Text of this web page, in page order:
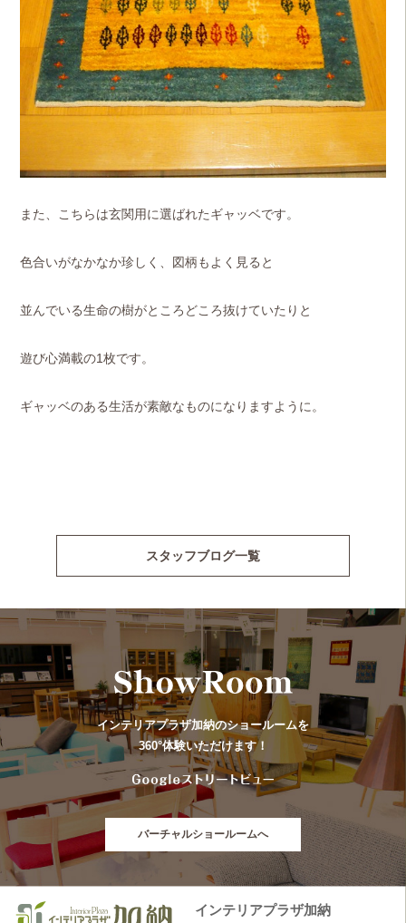
また、こちらは玄関用に選ばれたギャッベです。
色合いがなかなか珍しく、図柄もよく見ると
並んでいる生命の樹がところどころ抜けていたりと
遊び心満載の1枚です。
ギャッベのある生活が素敵なものになりますように。
スタッフブログ一覧
インテリアプラザ加納のショールームを
360°体験いただけます！
バーチャルショールームへ
インテリアプラザ加納